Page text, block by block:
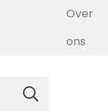
Over
ons